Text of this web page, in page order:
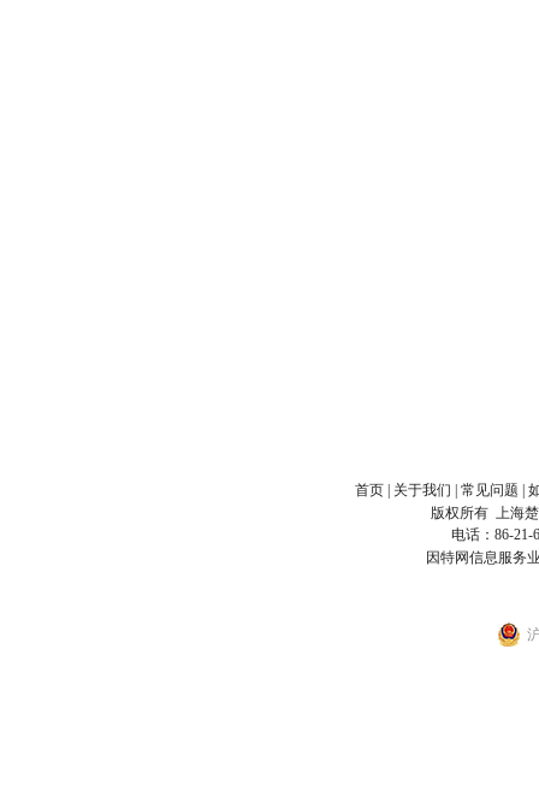
首页 关于我们 常见问题
版权所有 上海
电话：86-
因特网信息服务